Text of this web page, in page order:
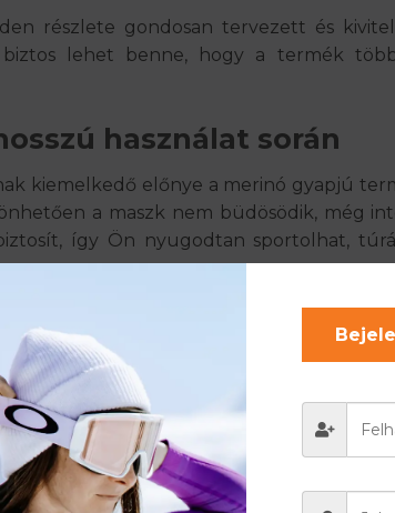
részlete gondosan tervezett és
lehet benne, hogy a termék
használat során
kiemelkedő előnye a merinó gyapjú
a maszk nem büdösödik, még
így Ön nyugodtan sportolhat,
sportokhoz
így nők és férfiak egyaránt